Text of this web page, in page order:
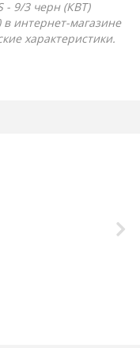
- 9/3 черн (КВТ)
интернет-магазине
характеристики.